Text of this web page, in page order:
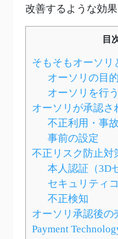
改善するような効
目
そもそもオーソリ
オーソリの目的
オーソリを行
オーソリが承認さ
不正利用・事故
事前の設定
不正リスク防止対
本人認証（3D
セキュリティ
不正検知
オーソリ承認後の
Payment